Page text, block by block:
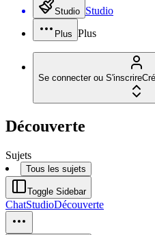
Studio Studio
Plus Plus
Se connecter ou S'inscrire
Découverte
Sujets
Tous les sujets
Toggle Sidebar
ChatStudioDécouverte